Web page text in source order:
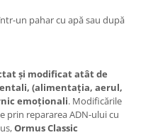
un pahar cu apă sau după
și modificat atât de
(alimentația, aerul,
emoționali. Modificările
prin repararea ADN-ului cu
Ormus Classic